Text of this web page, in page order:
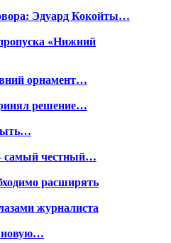
Эдуард Кокойты…
«Нижний
орнамент…
решение…
самый честный…
расширять
журналиста
новую…